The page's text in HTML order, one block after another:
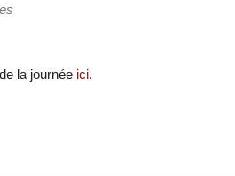
la journée ici.